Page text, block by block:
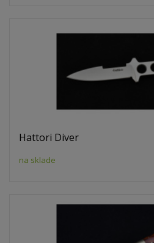
Hattori Diver
na sklade